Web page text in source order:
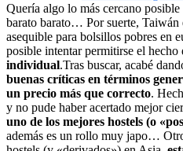
Quería algo lo más cercano posible
barato barato… Por suerte, Taiwán
asequible para bolsillos pobres en
posible intentar permitirse el hecho
individual.Tras buscar, acabé
buenas críticas en términos
un precio más que correcto.
y no pude haber acertado mejor
uno de los mejores hostels (o
además es un rollo muy japo…